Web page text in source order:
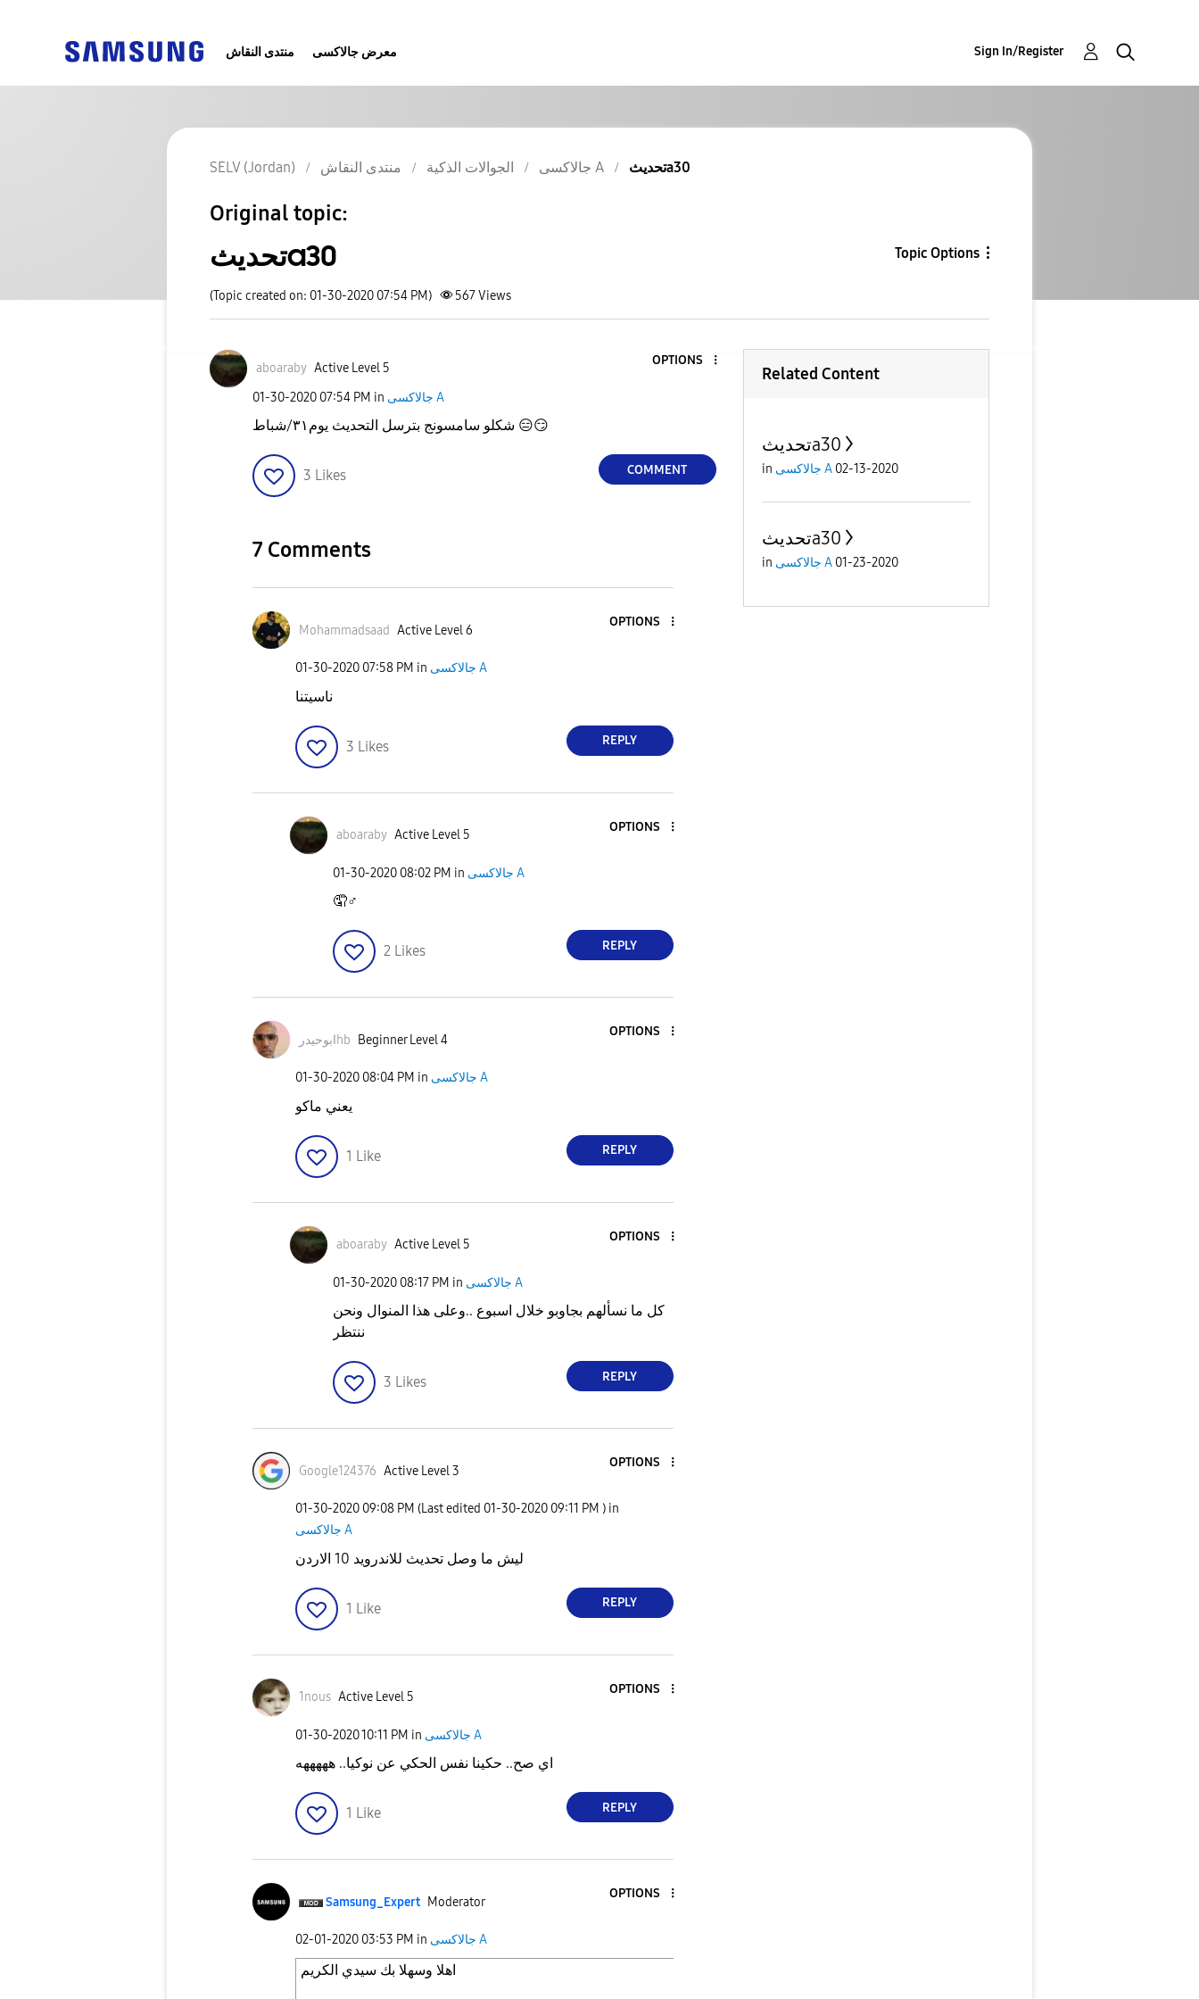
منتدى النقاش معرض جالاكسى Sign In/Register
SELV (Jordan) منتدى النقاش الجوالات الذكية جالاكسى A تحديثa30
Original topic:
تحديثa30 Topic Options
(Topic created on: 01-30-2020 07:54 PM) 567Views
aboaraby Active Level 5
OPTIONS
‎01-30-2020 07:54 PM in جالاكسى A
😑😏
3 Likes COMMENT
7 Comments
Mohammadsaad Active Level 6
OPTIONS
‎01-30-2020 07:58 PM in جالاكسى A
ناسيتنا
3 Likes REPLY
aboaraby Active Level 5
OPTIONS
‎01-30-2020 08:02 PM in جالاكسى A
🤦‍♂️
2 Likes REPLY
ابوحيدرhb Beginner Level 4
OPTIONS
‎01-30-2020 08:04 PM in جالاكسى A
يعني ماكو
1 Like REPLY
aboaraby Active Level 5
OPTIONS
‎01-30-2020 08:17 PM in جالاكسى A
كل ما نسألهم بجاوبو خلال اسبوع ..وعلى هذا المنوال ونحن
ننتظر
3 Likes REPLY
Google124376 Active Level 3
OPTIONS
‎01-30-2020 09:08 PM (Last edited ‎01-30-2020 09:11 PM ) in
جالاكسى A
ليش ما وصل تحديث للاندرويد 10 الاردن
1 Like REPLY
1nous Active Level 5
OPTIONS
‎01-30-202010:11 PM in جالاكسى A
اي صح.. حكينا نفس الحكي عن نوكيا.. هههههه
1 Like REPLY
Samsung_Expert Moderator
OPTIONS
‎02-01-2020 03:53 PM in جالاكسى A
Related Content
تحديثa30
in جالاكسى A 02-13-2020
تحديثa30
in جالاكسى A 01-23-2020